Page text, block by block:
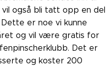
vil også bli tatt opp en del
er noe vi kunne
og vil være gratis for
Det er
og koster 200